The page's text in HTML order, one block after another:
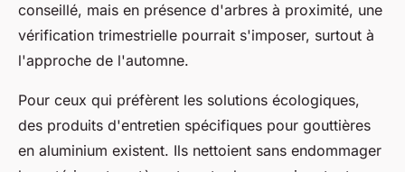
conseillé, mais en présence d'arbres à proximité, une
vérification trimestrielle pourrait s'imposer, surtout à
l'approche de l'automne.
Pour ceux qui préfèrent les solutions écologiques,
des produits d'entretien spécifiques pour gouttières
en aluminium existent. Ils nettoient sans endommager